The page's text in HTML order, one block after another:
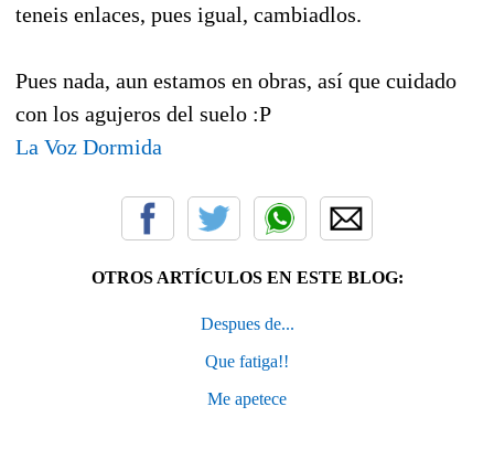
teneis enlaces, pues igual, cambiadlos.
Pues nada, aun estamos en obras, así que cuidado
con los agujeros del suelo :P
La Voz Dormida
OTROS ARTÍCULOS EN ESTE BLOG:
Despues de...
Que fatiga!!
Me apetece